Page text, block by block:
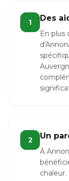
1 Des
En plus
2 Un
À